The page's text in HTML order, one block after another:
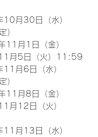
10月30日（水）
）
11月1日（金）
月5日（火）11:59
11月6日（水）
）
11月8日（金）
月12日（火）
11月13日（水）